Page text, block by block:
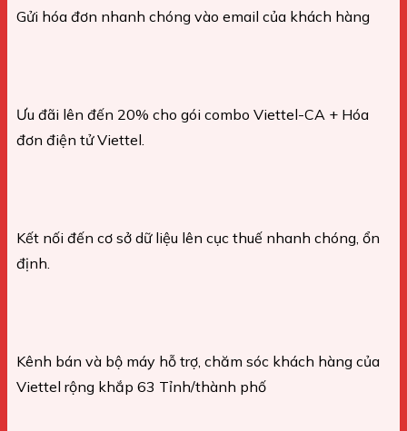
Gửi hóa đơn nhanh chóng vào email của khách hàng
Ưu đãi lên đến 20% cho gói combo Viettel-CA + Hóa
đơn điện tử Viettel.
Kết nối đến cơ sở dữ liệu lên cục thuế nhanh chóng, ổn
định.
Kênh bán và bộ máy hỗ trợ, chăm sóc khách hàng của
Viettel rộng khắp 63 Tỉnh/thành phố